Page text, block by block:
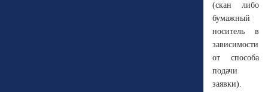
(скан либо
бумажный
носитель в
зависимости
от способа
подачи
заявки).